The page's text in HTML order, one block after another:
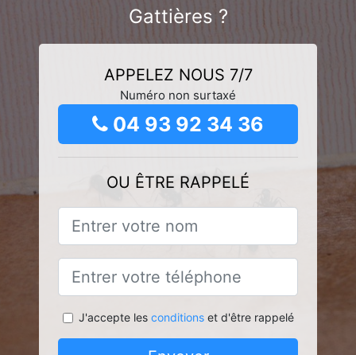
Gattières ?
APPELEZ NOUS 7/7
Numéro non surtaxé
04 93 92 34 36
OU ÊTRE RAPPELÉ
J'accepte les conditionset d'être rappelé